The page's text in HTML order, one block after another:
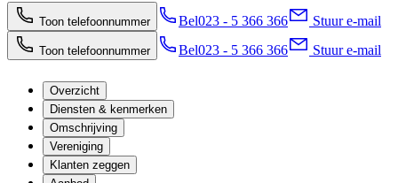
Toon telefoonnummer Bel023 - 5 366 366 Stuur e-mail
Toon telefoonnummer Bel023 - 5 366 366 Stuur e-mail
Overzicht
Diensten & kenmerken
Omschrijving
Vereniging
Klanten zeggen